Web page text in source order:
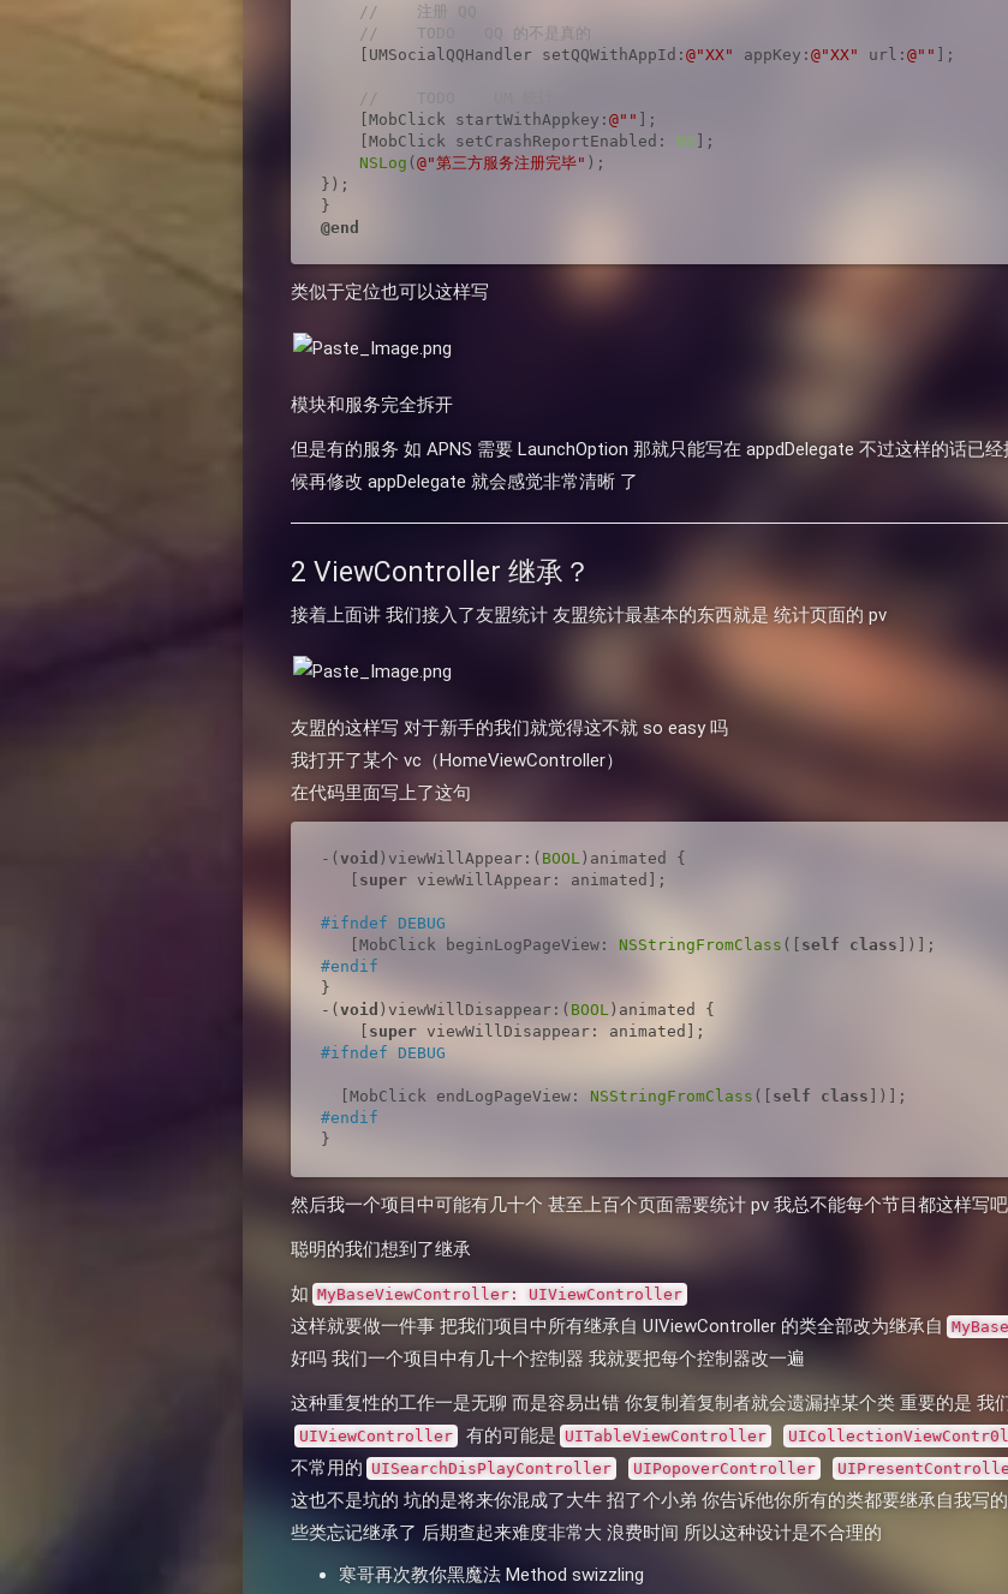
//    注册 QQ
//    TODO   QQ 的不是真的
    [UMSocialQQHandler setQQWithAppId:
@"XX" appKey:@"XX" url:@"" ];
//    TODO    UM 统计
    [MobClick startWithAppkey:
@""
];
    [MobClick setCrashReportEnabled:
NO ];
NSLog (@"第三方服务注册完毕" );
});
@end
类似于定位也可以这样写
模块和服务完全拆开
但是有的服务 如 APNS 需要 LaunchOption 那就只能写在 appdDelegate 不过这样的话已
候再修改 appDelegate 就会感觉非常清晰 了
2 ViewController 继承？
接着上面讲 我们接入了友盟统计 友盟统计最基本的东西就是 统计页面的 pv
友盟的这样写 对于新手的我们就觉得这不就 so easy 吗
我打开了某个 vc（HomeViewController）
在代码里面写上了这句
-(void )viewWillAppear:( BOOL )animated {
super viewWillAppear: animated];
#ifndef DEBUG
   [MobClick beginLogPageView:
NSStringFromClass ([ self class
#endif
}
-(void )viewWillDisappear:( BOOL )animated {
super
#ifndef DEBUG
  [MobClick endLogPageView:
NSStringFromClass ([ self class
#endif
}
然后我一个项目中可能有几十个 甚至上百个页面需要统计 pv 我总不能每个节目都这样写吧
聪明的我们想到了继承
如 MyBaseViewController: UIViewController
这样就要做一件事 把我们项目中所有继承自 UIViewController 的类全部改为继承自
好吗 我们一个项目中有几十个控制器 我就要把每个控制器改一遍
这种重复性的工作一是无聊 而是容易出错 你复制着复制者就会遗漏掉某个类 重要的是 我
UIViewController 有的可能是 UITableViewController
不常用的 UISearchDisPlayController UIPopoverController
这也不是坑的 坑的是将来你混成了大牛 招了个小弟 你告诉他你所有的类都要继承自我写
些类忘记继承了 后期查起来难度非常大 浪费时间 所以这种设计是不合理的
寒哥再次教你黑魔法 Method swizzling